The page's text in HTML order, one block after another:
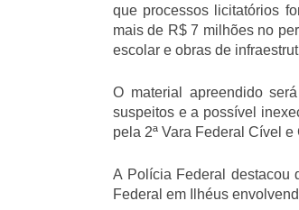
que processos licitatórios
mais de R$ 7 milhões no
escolar e obras de
O material apreendido
suspeitos e a possível
pela 2ª Vara Federal Cível
A Polícia Federal destacou
Federal em Ilhéus